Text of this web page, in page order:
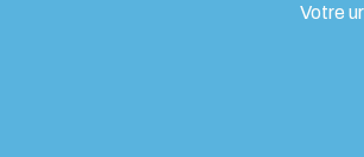
Votre